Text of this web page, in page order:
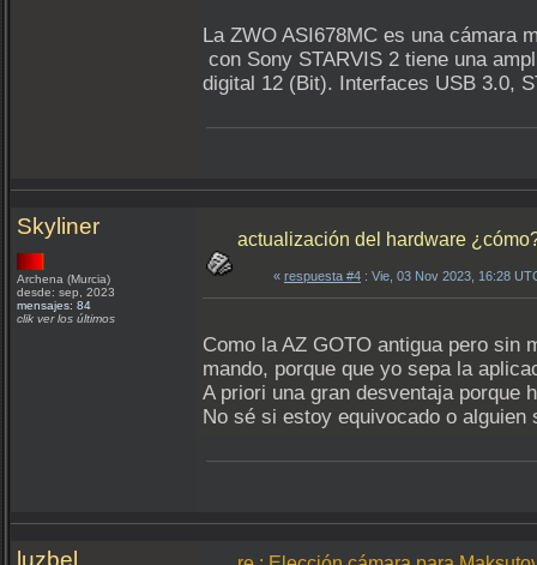
La ZWO ASI678MC es una cámara
con Sony STARVIS 2 tiene una
digital 12 (Bit). Interfaces USB 3.0,
Skyliner
Archena (Murcia)
desde: sep, 2023
mensajes: 84
clik ver los últimos
actualización del hardware
« respuesta #4 : Vie, 03 Nov 2023, 16:28
Como la AZ GOTO antigua pero sin
mando, porque que yo sepa la
A priori una gran desventaja porque
No sé si estoy equivocado o alguien
luzbel